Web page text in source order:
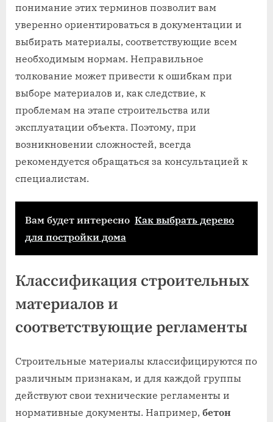
понимание этих терминов позволит вам
уверенно ориентироваться в документации и
выбирать материалы, соответствующие всем
необходимым нормам. Неправильное
толкование может привести к ошибкам при
выборе материалов и, как следствие, к
проблемам на этапе строительства или
эксплуатации объекта. Поэтому, при
возникновении сложностей, всегда
рекомендуется обращаться за консультацией к
специалистам.
Вам будет интересно Как выбрать дерево
для постройки дома
Классификация строительных
материалов и
соответствующие регламенты
Строительные материалы классифицируются по
различным признакам, и для каждой группы
действуют свои технические регламенты и
нормативные документы. Например, бетон